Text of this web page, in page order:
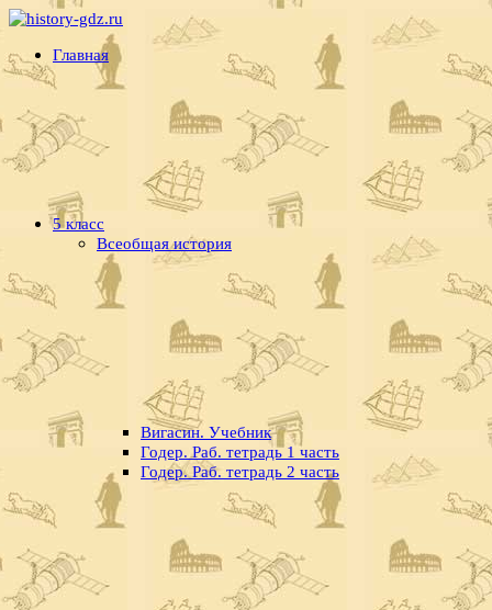
Перейти
содержимому
history-
gdz.ru
Готовые
домашние
задания
по
истории
Главная
5 класс
Всеобщая история
Вигасин. Учебник
Годер. Раб. тетрадь 1 часть
Годер. Раб. тетрадь 2 часть